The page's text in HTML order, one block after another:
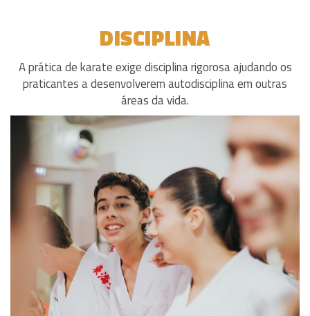
DISCIPLINA
A prática de karate exige disciplina rigorosa ajudando os
praticantes a desenvolverem autodisciplina em outras
áreas da vida.